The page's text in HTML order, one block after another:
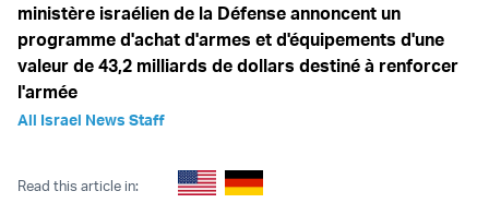
ministère israélien de la Défense annoncent un
programme d'achat d'armes et d'équipements d'une
valeur de 43,2 milliards de dollars destiné à renforcer
l'armée
All Israel News Staff
Read this article in: